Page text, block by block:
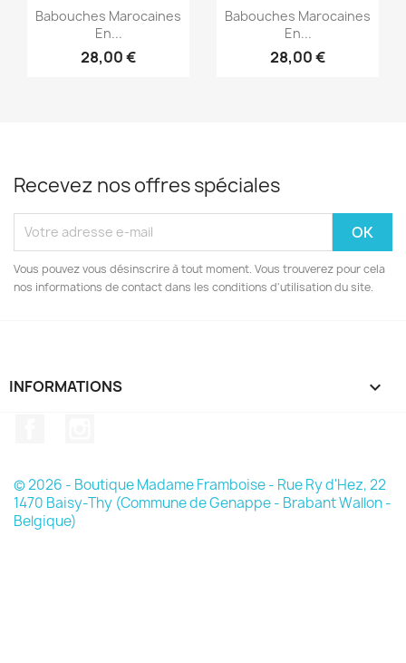
Aperçu rapide
Babouches Marocaines
En...
28,00 €
Aperçu rapide
Babouches Marocaines
En...
28,00 €
Recevez nos offres spéciales
Vous pouvez vous désinscrire à tout moment. Vous trouverez pour cela
nos informations de contact dans les conditions d'utilisation du site.
INFORMATIONS 
© 2026 - Boutique Madame Framboise - Rue Ry d'Hez, 22
1470 Baisy-Thy (Commune de Genappe - Brabant Wallon -
Belgique)